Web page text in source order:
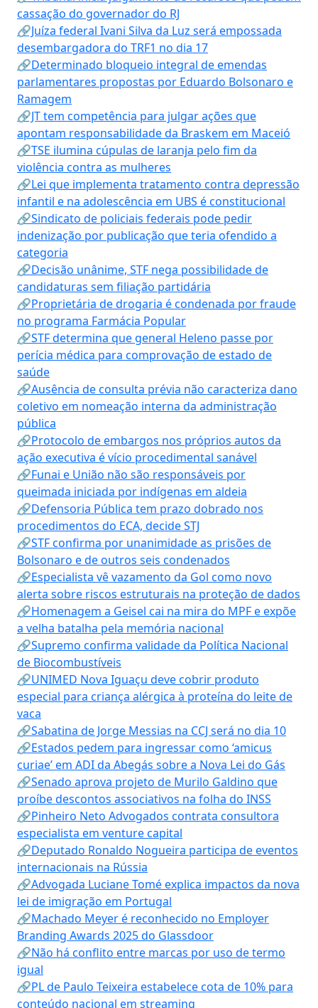
cassação do governador do RJ
🔗Juíza federal Ivani Silva da Luz será empossada
desembargadora do TRF1 no dia 17
🔗Determinado bloqueio integral de emendas
parlamentares propostas por Eduardo Bolsonaro e
Ramagem
🔗JT tem competência para julgar ações que
apontam responsabilidade da Braskem em Maceió
🔗TSE ilumina cúpulas de laranja pelo fim da
violência contra as mulheres
🔗Lei que implementa tratamento contra depressão
infantil e na adolescência em UBS é constitucional
🔗Sindicato de policiais federais pode pedir
indenização por publicação que teria ofendido a
categoria
🔗Decisão unânime, STF nega possibilidade de
candidaturas sem filiação partidária
🔗Proprietária de drogaria é condenada por fraude
no programa Farmácia Popular
🔗STF determina que general Heleno passe por
perícia médica para comprovação de estado de
saúde
🔗Ausência de consulta prévia não caracteriza dano
coletivo em nomeação interna da administração
pública
🔗Protocolo de embargos nos próprios autos da
ação executiva é vício procedimental sanável
🔗Funai e União não são responsáveis por
queimada iniciada por indígenas em aldeia
🔗Defensoria Pública tem prazo dobrado nos
procedimentos do ECA, decide STJ
🔗STF confirma por unanimidade as prisões de
Bolsonaro e de outros seis condenados
🔗Especialista vê vazamento da Gol como novo
alerta sobre riscos estruturais na proteção de dados
🔗Homenagem a Geisel cai na mira do MPF e expõe
a velha batalha pela memória nacional
🔗Supremo confirma validade da Política Nacional
de Biocombustíveis
🔗UNIMED Nova Iguaçu deve cobrir produto
especial para criança alérgica à proteína do leite de
vaca
🔗Sabatina de Jorge Messias na CCJ será no dia 10
🔗Estados pedem para ingressar como ‘amicus
curiae’ em ADI da Abegás sobre a Nova Lei do Gás
🔗Senado aprova projeto de Murilo Galdino que
proíbe descontos associativos na folha do INSS
🔗Pinheiro Neto Advogados contrata consultora
especialista em venture capital
🔗Deputado Ronaldo Nogueira participa de eventos
internacionais na Rússia
🔗Advogada Luciane Tomé explica impactos da nova
lei de imigração em Portugal
🔗Machado Meyer é reconhecido no Employer
Branding Awards 2025 do Glassdoor
🔗Não há conflito entre marcas por uso de termo
igual
🔗PL de Paulo Teixeira estabelece cota de 10% para
conteúdo nacional em streaming